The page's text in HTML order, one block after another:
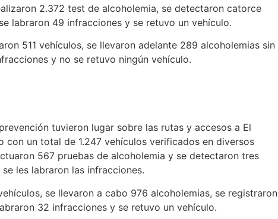
2.372 test de alcoholemia, se detectaron catorce
labraron 49 infracciones y se retuvo un vehículo.
511 vehículos, se llevaron adelante 289 alcoholemias sin
y no se retuvo ningún vehículo.
tuvieron lugar sobre las rutas y accesos a El
con un total de 1.247 vehículos verificados en diversos
567 pruebas de alcoholemia y se detectaron tres
les labraron las infracciones.
se llevaron a cabo 976 alcoholemias, se registraron
32 infracciones y se retuvo un vehículo.